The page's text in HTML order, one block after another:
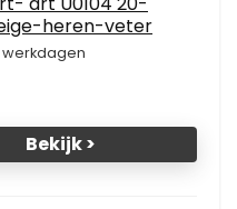
heren-veter
werkdagen
Bekijk >